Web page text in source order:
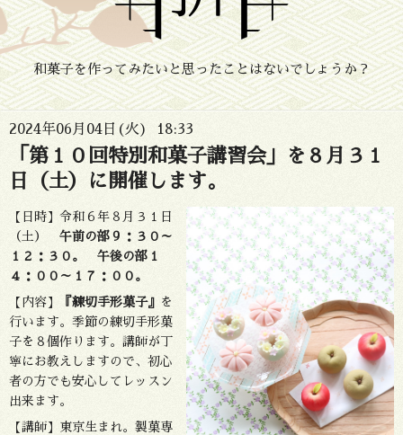
和菓子を作ってみたいと思ったことはないでしょうか？
2024年06月04日(火) 18:33
「第１０回特別和菓子講習会」を８月３１
日（土）に開催します。
【日時】令和６年８月３１日
（土） 午前の部９：３０～
１２：３０。 午後の部１
４：００～１７：００。
【内容】 『練切手形菓子』
を
行います。季節の練切手形菓
子を８個作ります。講師が丁
寧にお教えしますので、初心
者の方でも安心してレッスン
出来ます。
【講師】東京生まれ。製菓専